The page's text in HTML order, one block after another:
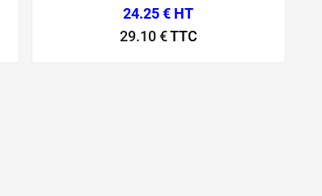
24.25 € HT
29.10 €TTC